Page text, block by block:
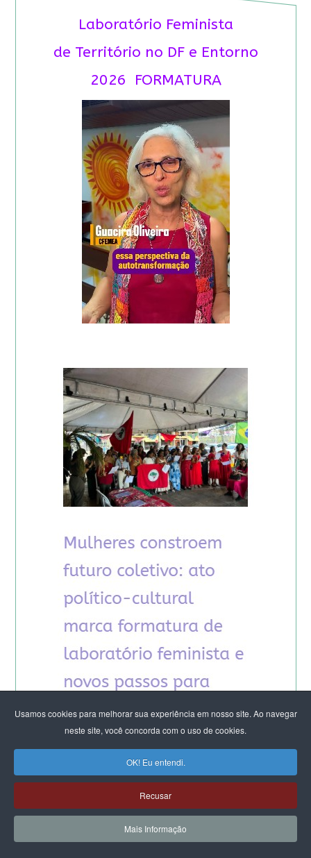
Usamos cookies para melhorar sua experiência em nosso site. Ao navegar
neste site, você concorda com o uso de cookies.
OK! Eu entendi.
Recusar
Mais Informação
Laboratório Feminista
de Território no DF e Entorno
2026 FORMATURA
ARTIGOS DO CFEMEA